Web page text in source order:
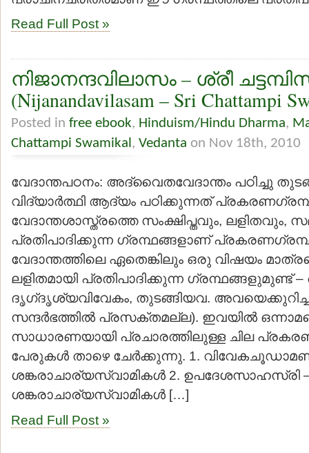
Read Full Post »
നിജാനന്ദവിലാസം – ശ്രീ
(Nijanandavilasam – Sri Chattampi
Posted in free ebook, Hinduism/Hindu Dharma,
Chattampi Swamikal , Vedanta on Nov 18th, 2010
വേദാന്തപഠനം: അദ്വൈതവേദാന്തം പഠിച്ചു
വിദ്യാര്‍ത്ഥി ആദ്യം പഠിക്കുന്നത്
വേദാന്തശാസ്ത്രത്തെ സംക്ഷിപ്തവും, ലളിതവും,
പ്രതിപാദിക്കുന്ന ഗ്രന്ഥങ്ങളാണ്
വേദാന്തത്തിലെ ഏതെങ്കിലും ഒരു വിഷയം
ലളിതമായി പ്രതിപാദിക്കുന്ന
ദൃഗ്‍ദൃശ്യവിവേകം, തുടങ്ങിയവ.
സന്ദര്‍ഭത്തില്‍ പ്രസക്തമല്ല). ഇവയില്‍
സാധാരണയായി പ്രചാരത്തിലുള്ള ചില
പേരുകള്‍ താഴെ ചേര്‍ക്കുന്നു. 1.
ശങ്കരാചാര്യസ്വാമികള്‍ 2. ഉപദേശസാഹസ്രി
ശങ്കരാചാര്യസ്വാമികള്‍ […]
Read Full Post »